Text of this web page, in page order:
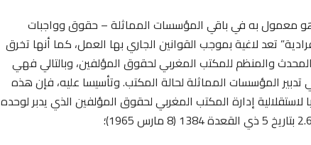
معمول به في باقي المؤسسات المماثلة – حقوق وواجبات
تعد لاغية بموجب القوانين الجاري بها العمل، كما أنها تخرق
المحدث والمنظم للمكتب المغربي لحقوق المؤلفين، وبالتالي فهي
تدبير المؤسسات المماثلة لحالة المكتب. وتأسيسا عليه، فإن هذه
إدارة المكتب المغربي لحقوق المؤلفين الذي يدبر لوحده